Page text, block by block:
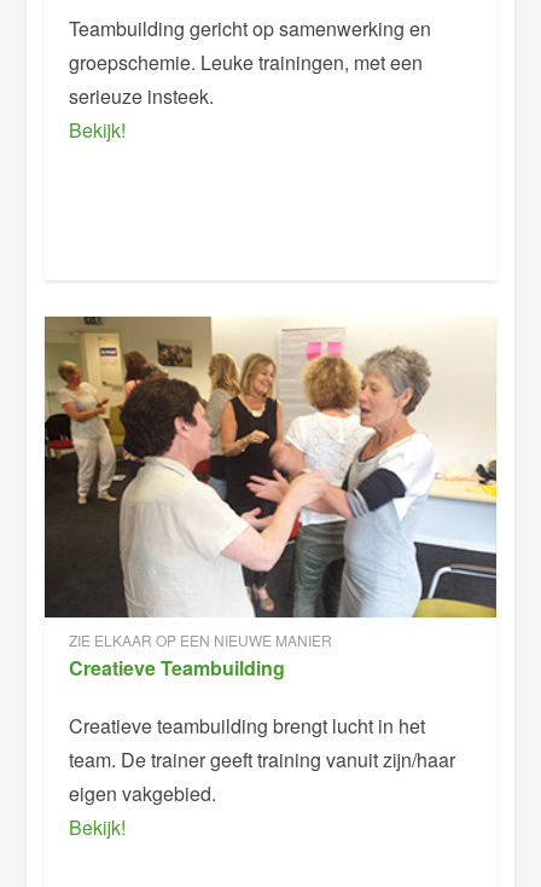
Teambuilding gericht op samenwerking en
groepschemie. Leuke trainingen, met een
serieuze insteek.
Bekijk!
ZIE ELKAAR OP EEN NIEUWE MANIER
Creatieve Teambuilding
Creatieve teambuilding brengt lucht in het
team. De trainer geeft training vanuit zijn/haar
eigen vakgebied.
Bekijk!